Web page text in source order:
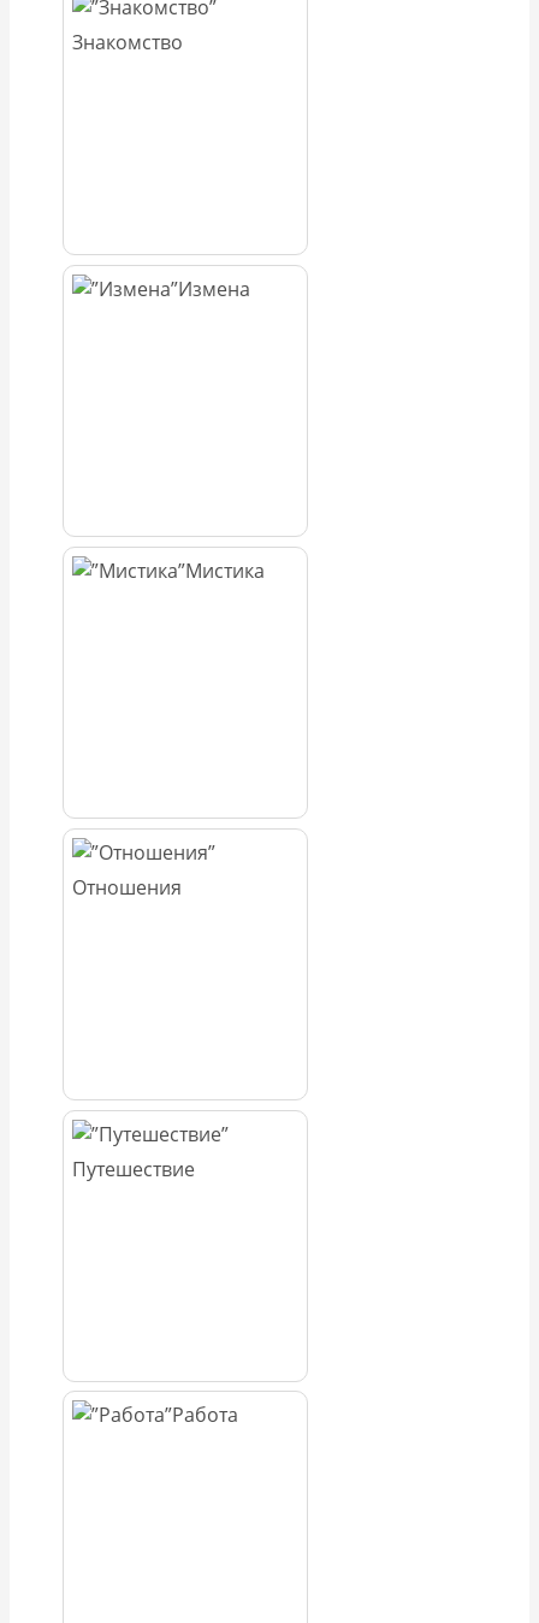
Знакомство
Измена
Мистика
Отношения
Путешествие
Работа